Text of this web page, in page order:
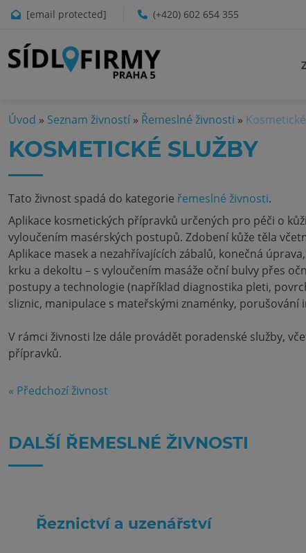
[email protected] (+420) 602 654 355
Úvod » Seznam živností » Řemeslné živnosti »
KOSMETICKÉ SLUŽBY
Tato živnost spadá do kategorie řemeslné živnosti.
Aplikace kosmetických přípravků určených pro péči o
vyloučením masérských postupů. Zdobení kůže těla
Aplikace masek a nezahřívajících zábalů, konečná
krku a dekoltu – s vyloučením masáže oční bulvy přes
postupy a technologie (například diagnostika pleti,
sliznic, manipulace s mateřskými znaménky,
V rámci živnosti lze dále provádět poradenské služby,
přípravků.
« Předchozí živnost
DALŠÍ ŘEMESLNÉ ŽIVNOSTI
Řeznictví a uzenářství